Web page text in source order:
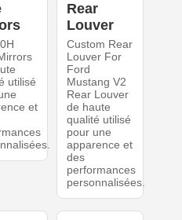
utilisé
et
Rear
Louver
Custom Rear
Louver For
Ford
Mustang V2
Rear Louver
de haute
qualité utilisé
pour une
apparence et
des
performances
personnalisées.